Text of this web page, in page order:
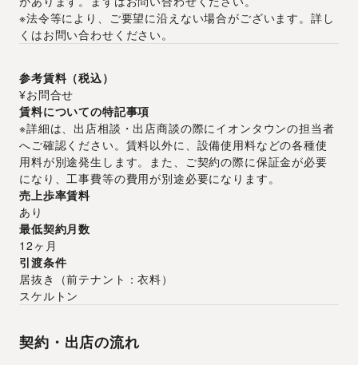
※法令等により、ご要望に沿えない場合がございます。詳し
くはお問い合わせください。
参考賃料（税込）
¥お問合せ
賃料についての特記事項
※詳細は、出店相談・出店商談の際にイオンタウンの担当者
へご確認ください。賃料以外に、設備使用料などの各種使
用料が別途発生します。また、ご契約の際に保証金が必要
になり、工事費等の費用が別途必要になります。
売上歩率賃料
あり
最低契約月数
12ヶ月
引渡条件
居抜き
（前テナント：衣料）
スケルトン
契約・出店の流れ